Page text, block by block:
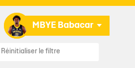
MBYE Babacar
Réinitialiser le filtre